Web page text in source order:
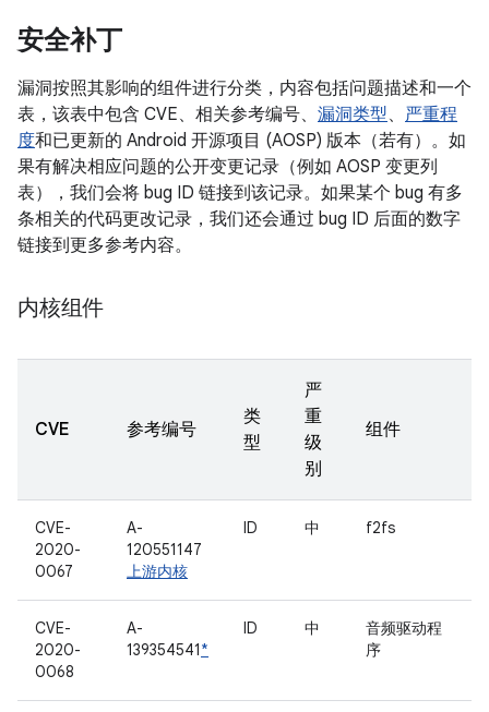
安全补丁
漏洞按照其影响的组件进行分类，内容包括问题描述和一个
表，该表中包含 CVE、相关参考编号、 漏洞类型、 严重程
度和已更新的 Android 开源项目 (AOSP) 版本（若有）。如
果有解决相应问题的公开变更记录（例如 AOSP 变更列
表），我们会将 bug ID 链接到该记录。如果某个 bug 有多
条相关的代码更改记录，我们还会通过 bug ID 后面的数字
链接到更多参考内容。
内核组件
CVE 参考编号
类
型
严
重
级
别
组件
CVE-
2020-
0067
A-
120551147
上游内核
ID 中 f2fs
CVE-
2020-
0068
A-
139354541*
ID 中
音频驱动程
序